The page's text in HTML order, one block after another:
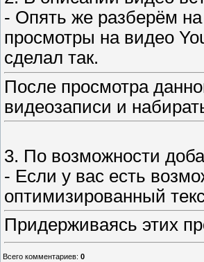
- Опять же разберём
просмотры на видео
сделал так.
После просмотра
видеозаписи и
3. По возможности
- Если у вас есть
оптимизированный
Придерживаясь этих
Всего комментариев: 0